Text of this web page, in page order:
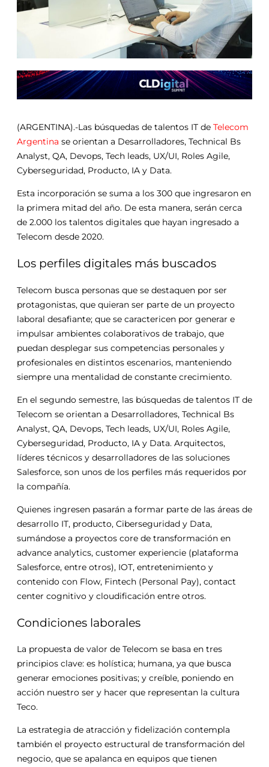
(ARGENTINA).-Las búsquedas de talentos IT de Telecom
Argentina se orientan a Desarrolladores, Technical Bs
Analyst, QA, Devops, Tech leads, UX/UI, Roles Agile,
Cyberseguridad, Producto, IA y Data.
Esta incorporación se suma a los 300 que ingresaron en
la primera mitad del año. De esta manera, serán cerca
de 2.000 los talentos digitales que hayan ingresado a
Telecom desde 2020.
Los perfiles digitales más buscados
Telecom busca personas que se destaquen por ser
protagonistas, que quieran ser parte de un proyecto
laboral desafiante; que se caractericen por generar e
impulsar ambientes colaborativos de trabajo, que
puedan desplegar sus competencias personales y
profesionales en distintos escenarios, manteniendo
siempre una mentalidad de constante crecimiento.
En el segundo semestre, las búsquedas de talentos IT de
Telecom se orientan a Desarrolladores, Technical Bs
Analyst, QA, Devops, Tech leads, UX/UI, Roles Agile,
Cyberseguridad, Producto, IA y Data. Arquitectos,
líderes técnicos y desarrolladores de las soluciones
Salesforce, son unos de los perfiles más requeridos por
la compañía.
Quienes ingresen pasarán a formar parte de las áreas de
desarrollo IT, producto, Ciberseguridad y Data,
sumándose a proyectos core de transformación en
advance analytics, customer experiencie (plataforma
Salesforce, entre otros), IOT, entretenimiento y
contenido con Flow, Fintech (Personal Pay), contact
center cognitivo y cloudificación entre otros.
Condiciones laborales
La propuesta de valor de Telecom se basa en tres
principios clave: es holística; humana, ya que busca
generar emociones positivas; y creíble, poniendo en
acción nuestro ser y hacer que representan la cultura
Teco.
La estrategia de atracción y fidelización contempla
también el proyecto estructural de transformación del
negocio, que se apalanca en equipos que tienen